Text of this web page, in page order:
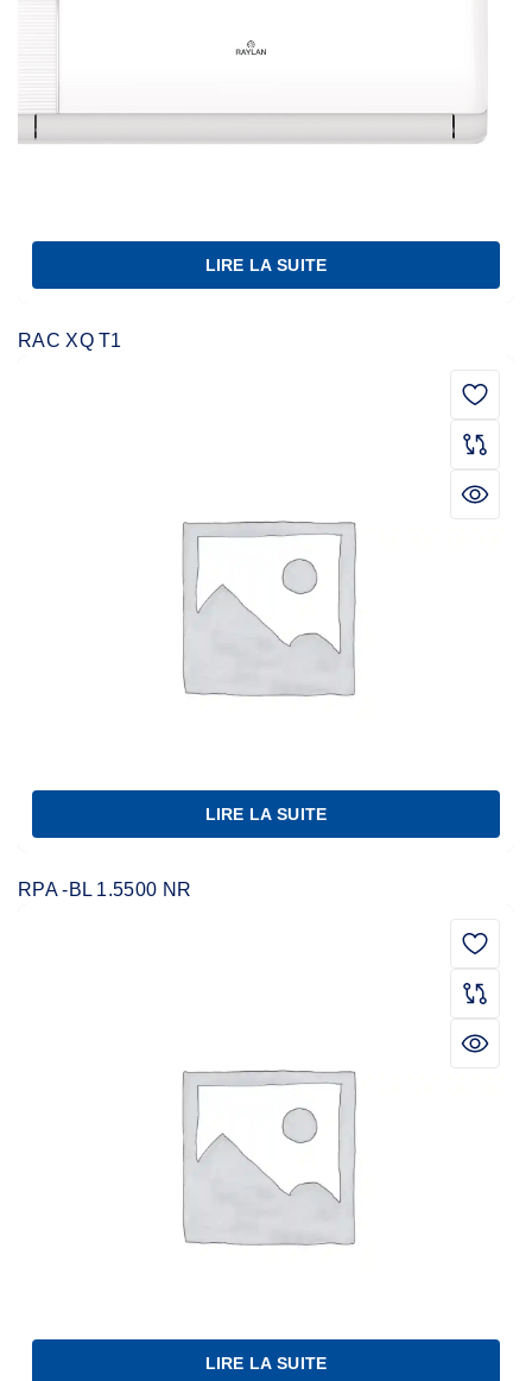
LIRE LA SUITE
RAC XQ T1
LIRE LA SUITE
RPA -BL 1.5500 NR
LIRE LA SUITE